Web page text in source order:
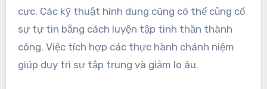
cực. Các kỹ thuật hình dung cũng có thể củng cố
sự tự tin bằng cách luyện tập tinh thần thành
công. Việc tích hợp các thực hành chánh niệm
giúp duy trì sự tập trung và giảm lo âu.